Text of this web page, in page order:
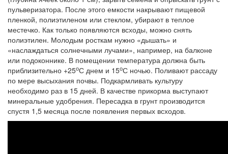
пульверизатора. После этого емкости накрывают пищевой
пленкой, полиэтиленом или стеклом, убирают в теплое
местечко. Как только появляются всходы, можно снять
полиэтилен. Молодым росткам нужно «дышать» и
«наслаждаться солнечными лучами», например, на балконе
или подоконнике. В помещении температура должна быть
приблизительно +25оС днем и 15оС ночью. Поливают рассаду
по мере высыхания почвы. Подкармливать культуру
необходимо раз в 15 дней. В качестве прикорма выступают
минеральные удобрения. Пересадка в грунт производится
спустя 1,5 месяца после появления первых всходов.